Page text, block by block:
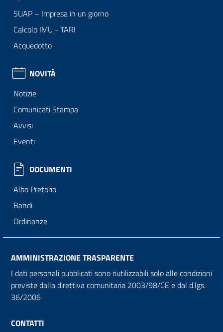
SUAP – Impresa in un giorno
Calcolo IMU - TARI
Acquedotto
NOVITÀ
Notizie
Comunicati Stampa
Avvisi
Eventi
DOCUMENTI
Albo Pretorio
Bandi
Ordinanze
AMMINISTRAZIONE TRASPARENTE
I dati personali pubblicati sono riutilizzabili solo alle condizioni
previste dalla direttiva comunitaria 2003/98/CE e dal d.lgs.
36/2006
CONTATTI